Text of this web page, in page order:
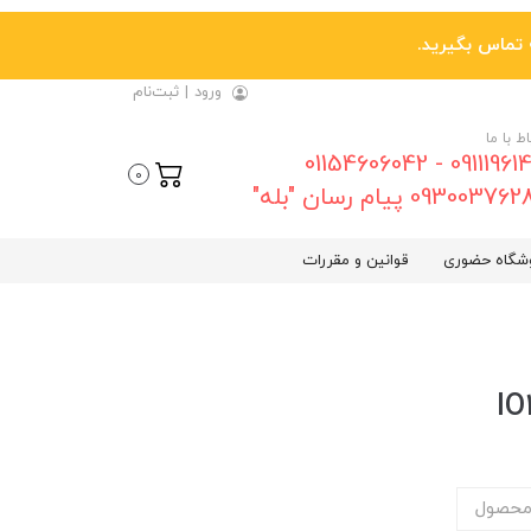
ورود | ثبت‌نام
با ما
09111961461 - 01154606042
پیام رسان "بله"
0
حضوری قوانین و مقررات